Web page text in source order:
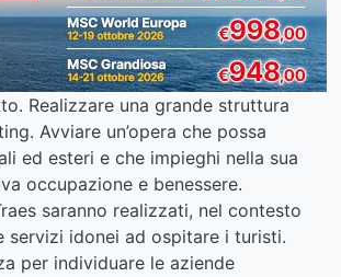
Realizzare una grande struttura
Avviare un’opera che possa
ed esteri e che impieghi nella sua
occupazione e benessere.
saranno realizzati, nel contesto
servizi idonei ad ospitare i turisti.
per individuare le aziende